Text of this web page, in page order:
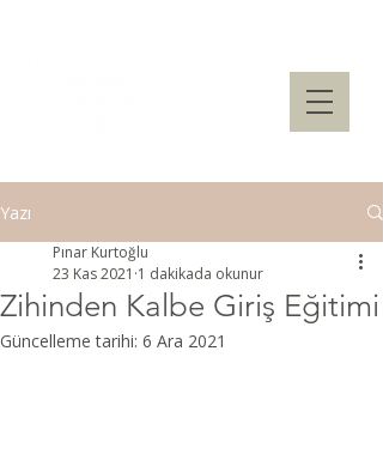
Yazı
Zihinden Kalbe Giriş Eğitimi
Pınar Kurtoğlu
23 Kas 2021 1 dakikada okunur
Güncelleme tarihi: 6 Ara 2021